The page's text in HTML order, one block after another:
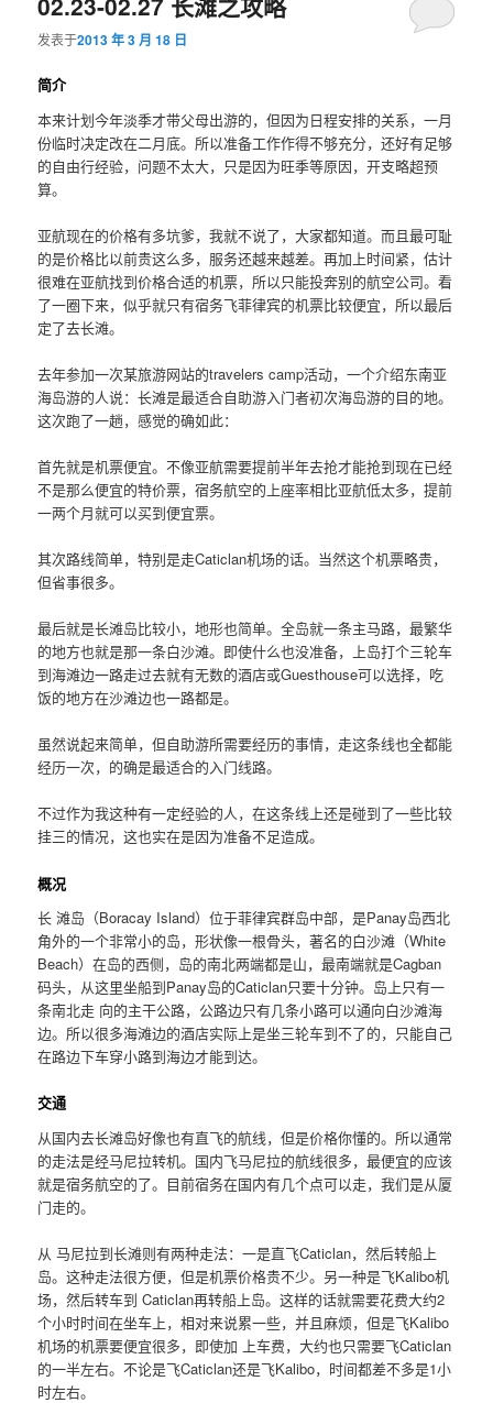
发表于2013 年 3 月 18 日
简介
本来计划今年淡季才带父母出游的，但因为日程安排的关系，一月
份临时决定改在二月底。所以准备工作作得不够充分，还好有足够
的自由行经验，问题不太大，只是因为旺季等原因，开支略超预
算。
亚航现在的价格有多坑爹，我就不说了，大家都知道。而且最可耻
的是价格比以前贵这么多，服务还越来越差。再加上时间紧，估计
很难在亚航找到价格合适的机票，所以只能投奔别的航空公司。看
了一圈下来，似乎就只有宿务飞菲律宾的机票比较便宜，所以最后
定了去长滩。
去年参加一次某旅游网站的travelers camp活动，一个介绍东南亚
海岛游的人说：长滩是最适合自助游入门者初次海岛游的目的地。
这次跑了一趟，感觉的确如此：
首先就是机票便宜。不像亚航需要提前半年去抢才能抢到现在已经
不是那么便宜的特价票，宿务航空的上座率相比亚航低太多，提前
一两个月就可以买到便宜票。
其次路线简单，特别是走Caticlan机场的话。当然这个机票略贵，
但省事很多。
最后就是长滩岛比较小，地形也简单。全岛就一条主马路，最繁华
的地方也就是那一条白沙滩。即使什么也没准备，上岛打个三轮车
到海滩边一路走过去就有无数的酒店或Guesthouse可以选择，吃
饭的地方在沙滩边也一路都是。
虽然说起来简单，但自助游所需要经历的事情，走这条线也全都能
经历一次，的确是最适合的入门线路。
不过作为我这种有一定经验的人，在这条线上还是碰到了一些比较
挂三的情况，这也实在是因为准备不足造成。
概况
长 滩岛（Boracay Island）位于菲律宾群岛中部，是Panay岛西北
角外的一个非常小的岛，形状像一根骨头，著名的白沙滩（White
Beach）在岛的西侧，岛的南北两端都是山，最南端就是Cagban
码头，从这里坐船到Panay岛的Caticlan只要十分钟。岛上只有一
条南北走 向的主干公路，公路边只有几条小路可以通向白沙滩海
边。所以很多海滩边的酒店实际上是坐三轮车到不了的，只能自己
在路边下车穿小路到海边才能到达。
交通
从国内去长滩岛好像也有直飞的航线，但是价格你懂的。所以通常
的走法是经马尼拉转机。国内飞马尼拉的航线很多，最便宜的应该
就是宿务航空的了。目前宿务在国内有几个点可以走，我们是从厦
门走的。
从 马尼拉到长滩则有两种走法：一是直飞Caticlan，然后转船上
岛。这种走法很方便，但是机票价格贵不少。另一种是飞Kalibo机
场，然后转车到 Caticlan再转船上岛。这样的话就需要花费大约2
个小时时间在坐车上，相对来说累一些，并且麻烦，但是飞Kalibo
机场的机票要便宜很多，即使加 上车费，大约也只需要飞Caticlan
的一半左右。不论是飞Caticlan还是飞Kalibo，时间都差不多是1小
时左右。